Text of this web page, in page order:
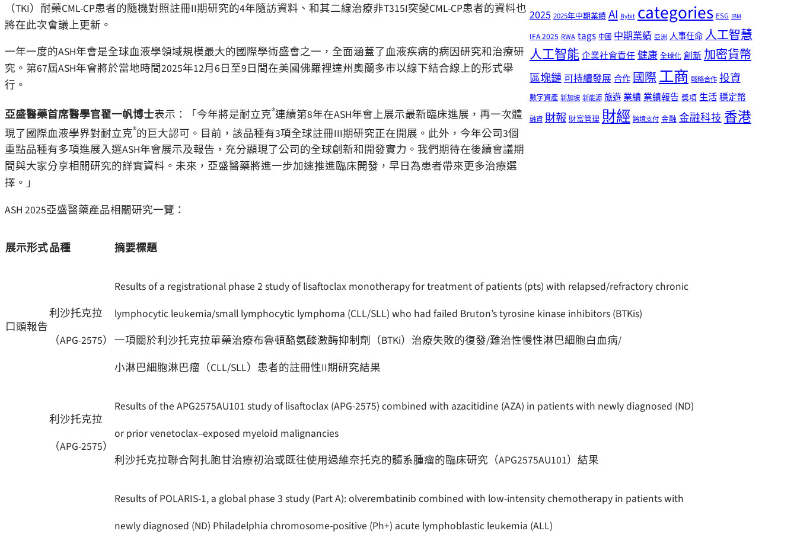
（TKI）耐藥CML-CP患者的隨機對照註冊II期研究的4年隨訪資料、和其二線治療非T315I突變CML-CP患者的資料也
將在此次會議上更新。
一年一度的ASH年會是全球血液學領域規模最大的國際學術盛會之一，全面涵蓋了血液疾病的病因研究和治療研
究。第67屆ASH年會將於當地時間2025年12月6日至9日間在美國佛羅裡達州奧蘭多市以線下結合線上的形式舉
行。
亞盛醫藥首席醫學官翟一帆博士表示：「今年將是耐立克®連續第8年在ASH年會上展示最新臨床進展，再一次體
現了國際血液學界對耐立克®的巨大認可。目前，該品種有3項全球註冊III期研究正在開展。此外，今年公司3個
重點品種有多項進展入選ASH年會展示及報告，充分顯現了公司的全球創新和開發實力。我們期待在後續會議期
間與大家分享相關研究的詳實資料。未來，亞盛醫藥將進一步加速推進臨床開發，早日為患者帶來更多治療選
擇。」
ASH 2025亞盛醫藥產品相關研究一覽：
展示形式品種 摘要標題
口頭報告
利沙托克拉
（APG-2575）
Results of a registrational phase 2 study of lisaftoclax monotherapy for treatment of patients (pts) with relapsed/refractory chronic
lymphocytic leukemia/small lymphocytic lymphoma (CLL/SLL) who had failed Bruton’s tyrosine kinase inhibitors (BTKis)
一項關於利沙托克拉單藥治療布魯頓酪氨酸激酶抑制劑（BTKi）治療失敗的復發/難治性慢性淋巴細胞白血病/
小淋巴細胞淋巴瘤（CLL/SLL）患者的註冊性II期研究結果
利沙托克拉
（APG-2575）
Results of the APG2575AU101 study of lisaftoclax (APG-2575) combined with azacitidine (AZA) in patients with newly diagnosed (ND)
or prior venetoclax–exposed myeloid malignancies
利沙托克拉聯合阿扎胞甘治療初治或既往使用過維奈托克的髓系腫瘤的臨床研究（APG2575AU101）結果
Results of POLARIS-1, a global phase 3 study (Part A): olverembatinib combined with low-intensity chemotherapy in patients with
newly diagnosed (ND) Philadelphia chromosome-positive (Ph+) acute lymphoblastic leukemia (ALL)
2025 2025年中期業績 AI Bybit categories ESG IBM
IFA 2025 RWA tags 中國 中期業績 亞洲 人事任命人工智慧
人工智能企業社會責任健康 全球化 創新 加密貨幣
區塊鏈可持續發展合作國際工商 戰略合作 投資
數字資產 新加坡 新能源 旅遊業績業績報告 獎項 生活穩定幣
融資 財報 財富管理 財經 跨境支付 金融 金融科技香港